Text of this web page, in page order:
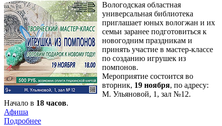
Вологодская областная
универсальная библиотека
приглашает юных вологжан и их
семьи заранее подготовиться к
новогодним праздникам и
принять участие в мастер-классе
по созданию игрушек из
помпонов.
Мероприятие состоится во
вторник, 19 ноября, по адресу:
М. Ульяновой, 1, зал №12.
Начало в 18 часов.
Афиша
Подробнее